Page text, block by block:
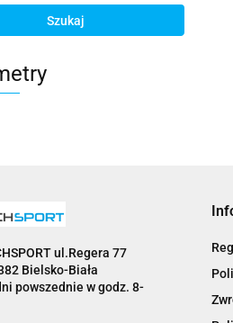
Szukaj
ul.Regera 77
Bielsko-Biała
powszednie w godz. 8-